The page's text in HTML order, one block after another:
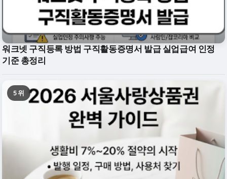
워크넷 구직등록 방법 구직활동증명서 발급 실업급여 인정
기준 총정리
5위